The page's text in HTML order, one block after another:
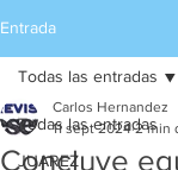
Entrada
Todas las entradas
JUAREZ
Todas las entradas
Concluye
Carlos Hernandez
11 sept 2024 2 min